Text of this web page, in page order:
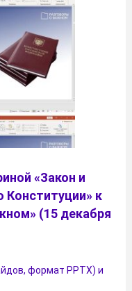
«Закон и
к
(15 декабря
формат PPTX) и